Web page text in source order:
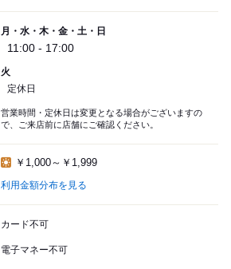
月・水・木・金・土・日
11:00 - 17:00
火
定休日
営業時間・定休日は変更となる場合がございますの
で、ご来店前に店舗にご確認ください。
￥1,000～￥1,999
利用金額分布を見る
カード不可
電子マネー不可